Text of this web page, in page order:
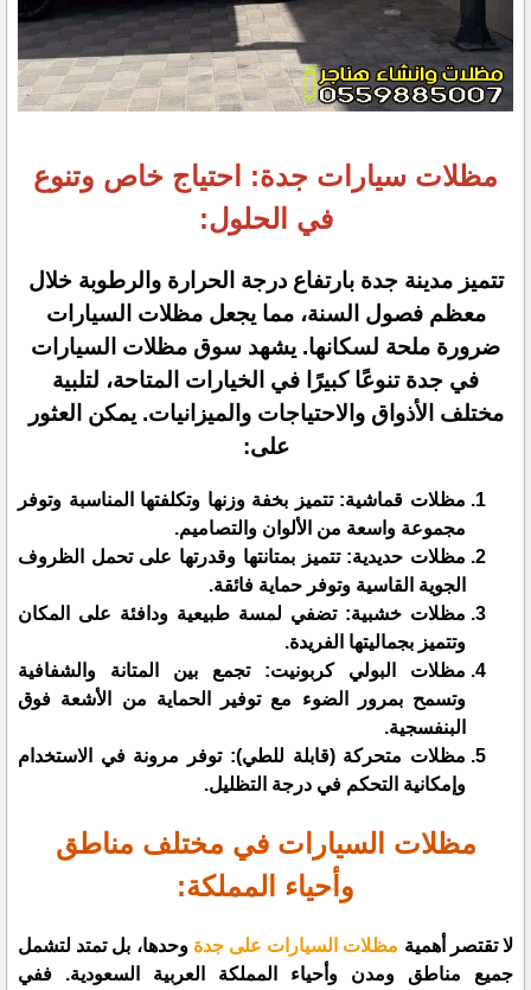
مظلات سيارات جدة: احتياج خاص وتنوع
في الحلول:
تتميز مدينة جدة بارتفاع درجة الحرارة والرطوبة خلال
معظم فصول السنة، مما يجعل مظلات السيارات
ضرورة ملحة لسكانها. يشهد سوق مظلات السيارات
في جدة تنوعًا كبيرًا في الخيارات المتاحة، لتلبية
مختلف الأذواق والاحتياجات والميزانيات. يمكن العثور
على:
مظلات قماشية: تتميز بخفة وزنها وتكلفتها المناسبة وتوفر
مجموعة واسعة من الألوان والتصاميم.
مظلات حديدية: تتميز بمتانتها وقدرتها على تحمل الظروف
الجوية القاسية وتوفر حماية فائقة.
مظلات خشبية: تضفي لمسة طبيعية ودافئة على المكان
وتتميز بجماليتها الفريدة.
مظلات البولي كربونيت: تجمع بين المتانة والشفافية
وتسمح بمرور الضوء مع توفير الحماية من الأشعة فوق
البنفسجية.
مظلات متحركة (قابلة للطي): توفر مرونة في الاستخدام
وإمكانية التحكم في درجة التظليل.
مظلات السيارات في مختلف مناطق
وأحياء المملكة:
لا تقتصر أهمية مظلات السيارات على جدةوحدها، بل تمتد لتشمل
جميع مناطق ومدن وأحياء المملكة العربية السعودية. ففي